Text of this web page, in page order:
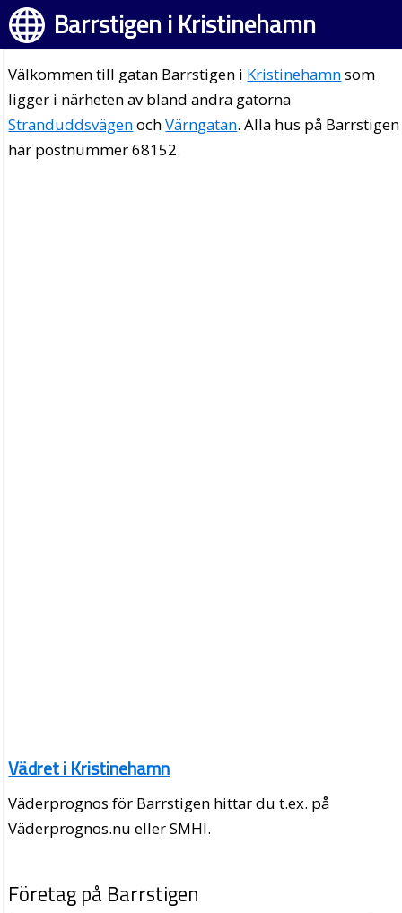
Barrstigen i Kristinehamn
Välkommen till gatan Barrstigen i Kristinehamnsom
ligger i närheten av bland andra gatorna
StranduddsvägenochVärngatan. Alla hus på Barrstigen
har postnummer 68152.
Vädret i Kristinehamn
Väderprognos för Barrstigen hittar du t.ex. på
Väderprognos.nu eller SMHI.
Företag på Barrstigen